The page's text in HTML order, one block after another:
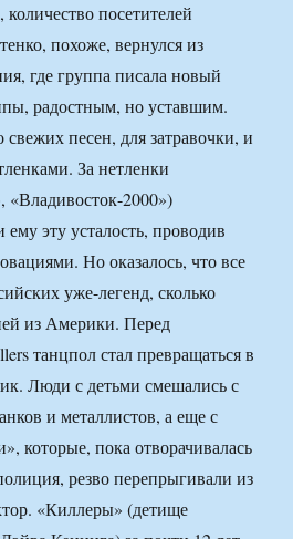
посетителей
похоже, вернулся из
где группа писала новый
радостным, но уставшим.
свежих песен, для затравочки, и
За нетленки
«Владивосток-2000»)
эту усталость, проводив
Но оказалось, что все
уже-легенд, сколько
из Америки. Перед
танцпол стал превращаться в
Люди с детьми смешались с
и металлистов, а еще с
которые, пока отворачивалась
резво перепрыгивали из
«Киллеры» (детище